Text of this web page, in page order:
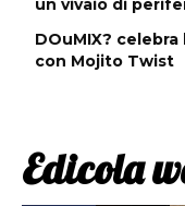
un vivaio di
DOuMIX?
con Mojito Twist
Edicola